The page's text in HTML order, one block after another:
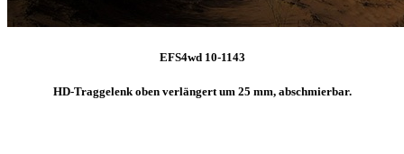
EFS4wd 10-1143
HD-Traggelenk oben verlängert um 25 mm, abschmierbar.